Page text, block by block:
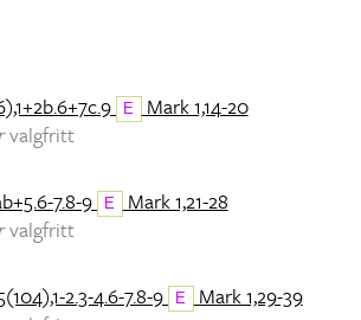
E
Mark 1,14-20
valgfritt
7.8-9 E
Mark 1,21-28
valgfritt
2.3-4.6-7.8-9 E
Mark 1,29-39